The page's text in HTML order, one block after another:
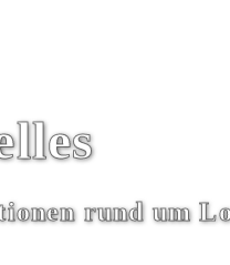
rund um